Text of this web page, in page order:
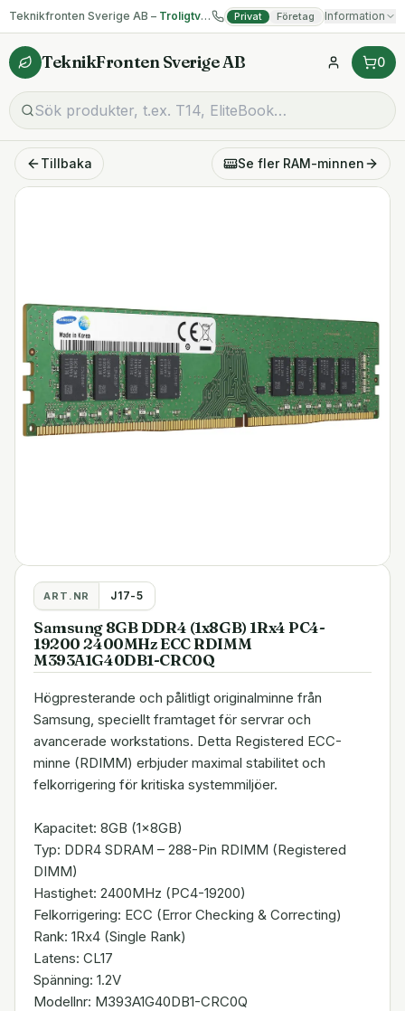
Teknikfronten Sverige AB – Troligtvis billigast på begagnad IT! Privat Företag Information
TeknikFronten Sverige AB 0
Tillbaka Se fler RAM-minnen
ART.NR J17-5
Samsung 8GB DDR4 (1x8GB) 1Rx4 PC4-
19200 2400MHz ECC RDIMM
M393A1G40DB1-CRC0Q
Högpresterande och pålitligt originalminne från
Samsung, speciellt framtaget för servrar och
avancerade workstations. Detta Registered ECC-
minne (RDIMM) erbjuder maximal stabilitet och
felkorrigering för kritiska systemmiljöer.
Kapacitet: 8GB (1x8GB)
Typ: DDR4 SDRAM – 288-Pin RDIMM (Registered
DIMM)
Hastighet: 2400MHz (PC4-19200)
Felkorrigering: ECC (Error Checking & Correcting)
Rank: 1Rx4 (Single Rank)
Latens: CL17
Spänning: 1.2V
Modellnr: M393A1G40DB1-CRC0Q